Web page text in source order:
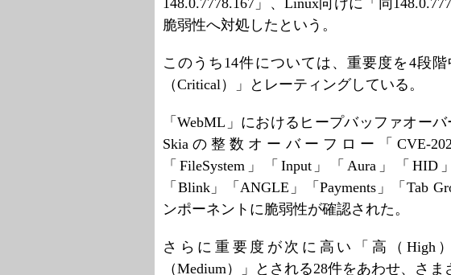
148.0.7778.167」、Linux向けに「同
脆弱性へ対処したという。
このうち14件については、重要度を4段
（Critical）」とレーティングしている。
「WebML」におけるヒープバッファオーバ
Skiaの整数オーバーフロー「CVE-
「FileSystem」「Input」「Aura」「HID
「Blink」「ANGLE」「Payments」「Tab
ンポーネントに脆弱性が確認された。
さらに重要度が次に高い「高（High
（Medium）」とされる28件をあわせ、さ